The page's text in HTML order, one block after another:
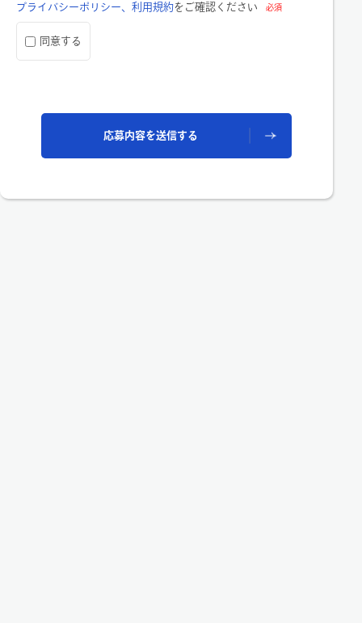
プライバシーポリシー、利用規約をご確認ください 必須
同意する
応募内容を送信する